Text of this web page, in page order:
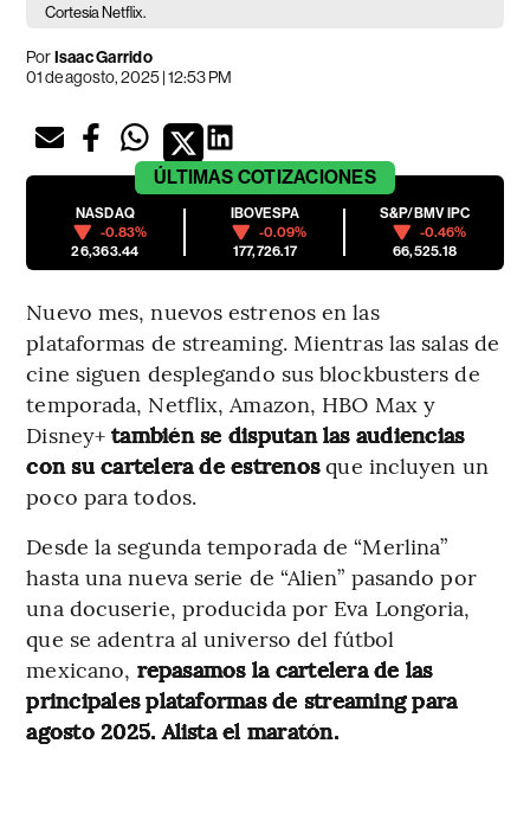
Cortesía Netflix.
PorIsaac Garrido
01 de agosto, 2025 | 12:53 PM
ÚLTIMAS COTIZACIONES
NASDAQ
-0.83%
26,363.44
IBOVESPA
-0.09%
177,726.17
S&P/BMV IPC
-0.46%
66,525.18
Nuevo mes, nuevos estrenos en las
plataformas de streaming. Mientras las salas de
cine siguen desplegando sus blockbusters de
temporada, Netflix, Amazon, HBO Max y
Disney+también se disputan las audiencias
con su cartelera de estrenosque incluyen un
poco para todos.
Desde la segunda temporada de “Merlina”
hasta una nueva serie de “Alien” pasando por
una docuserie, producida por Eva Longoria,
que se adentra al universo del fútbol
mexicano, repasamos la cartelera de las
principales plataformas de streaming para
agosto 2025. Alista el maratón.